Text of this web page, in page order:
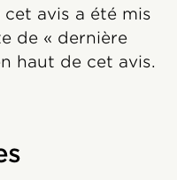
avis a été mis
de « dernière
haut de cet avis.